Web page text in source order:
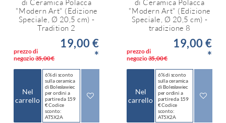
di Ceramica Polacca
"Modern Art" (Edizione
Speciale, Ø 20,5 cm) -
Tradition 2
prezzo di
negozio35,00 €
19,00 €
*
Nel
carrello
6% di sconto
sulla ceramica
di Bolesławiec
per ordini a
partire da 159
€ Codice
sconto:
AT5X2A
di Ceramica Polacca
"Modern Art" (Edizione
Speciale, Ø 20,5 cm) -
tradizione 8
prezzo di
negozio35,00 €
19,00 €
*
Nel
carrello
6% di sconto
sulla ceramica
di Bolesławiec
per ordini a
partire da 159
€ Codice
sconto:
AT5X2A